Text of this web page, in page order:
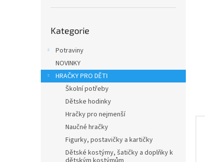
kategorie
Kategorie
Potraviny
NOVINKY
HRAČKY PRO DĚTI
Školní potřeby
Dětske hodinky
Hračky pro nejmenší
Naučné hračky
Figurky, postavičky a kartičky
Dětské kostýmy, šatičky a doplňky k